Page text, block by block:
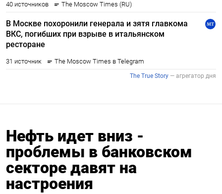
Нефть идет вниз -
проблемы в банковском
секторе давят на
настроения